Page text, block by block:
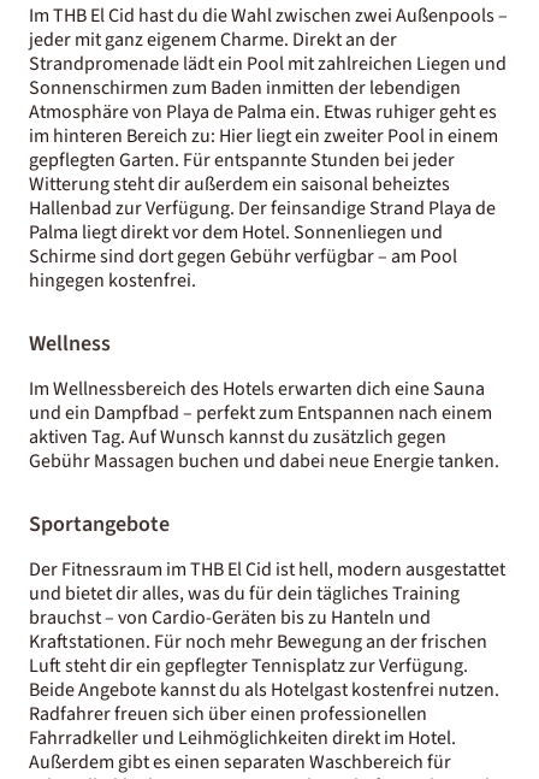
Im THB El Cid hast du die Wahl zwischen zwei Außenpools –
jeder mit ganz eigenem Charme. Direkt an der
Strandpromenade lädt ein Pool mit zahlreichen Liegen und
Sonnenschirmen zum Baden inmitten der lebendigen
Atmosphäre von Playa de Palma ein. Etwas ruhiger geht es
im hinteren Bereich zu: Hier liegt ein zweiter Pool in einem
gepflegten Garten. Für entspannte Stunden bei jeder
Witterung steht dir außerdem ein saisonal beheiztes
Hallenbad zur Verfügung. Der feinsandige Strand Playa de
Palma liegt direkt vor dem Hotel. Sonnenliegen und
Schirme sind dort gegen Gebühr verfügbar – am Pool
hingegen kostenfrei.
Wellness
Im Wellnessbereich des Hotels erwarten dich eine Sauna
und ein Dampfbad – perfekt zum Entspannen nach einem
aktiven Tag. Auf Wunsch kannst du zusätzlich gegen
Gebühr Massagen buchen und dabei neue Energie tanken.
Sportangebote
Der Fitnessraum im THB El Cid ist hell, modern ausgestattet
und bietet dir alles, was du für dein tägliches Training
brauchst – von Cardio-Geräten bis zu Hanteln und
Kraftstationen. Für noch mehr Bewegung an der frischen
Luft steht dir ein gepflegter Tennisplatz zur Verfügung.
Beide Angebote kannst du als Hotelgast kostenfrei nutzen.
Radfahrer freuen sich über einen professionellen
Fahrradkeller und Leihmöglichkeiten direkt im Hotel.
Außerdem gibt es einen separaten Waschbereich für